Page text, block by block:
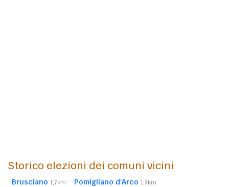
Storico elezioni dei comuni vicini
Brusciano 1,7km Pomigliano d'Arco 1,9km